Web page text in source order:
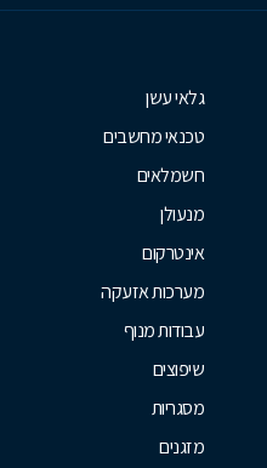
גלאי עשן
טכנאי מחשבים
חשמלאים
מנעולן
אינטרקום
מערכות אזעקה
עבודות מנוף
שיפוצים
מסגריות
מזגנים